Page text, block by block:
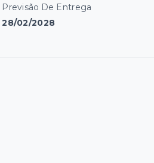
Previsão De Entrega
28/02/2028